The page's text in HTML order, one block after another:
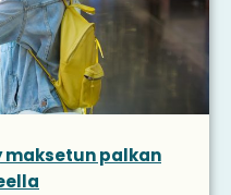
maksetun palkan